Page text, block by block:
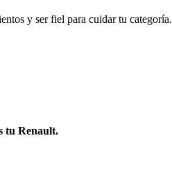
y ser fiel para cuidar tu categoría.
tu Renault.